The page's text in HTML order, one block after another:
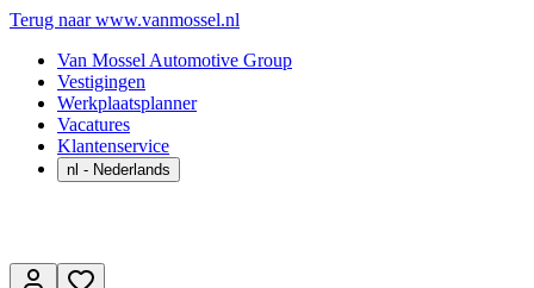
Terug naar www.vanmossel.nl
Van Mossel Automotive Group
Vestigingen
Werkplaatsplanner
Vacatures
Klantenservice
nl - Nederlands